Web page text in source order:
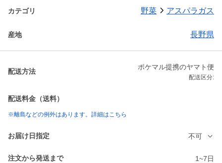
カテゴリ 野菜 アスパラガス
産地 長野県
配送方法
ポケマル提携のヤマト便
配送区分:
配送料金（送料）
※離島などの例外はあります。詳細はこちら
お届け日指定 不可
注文から発送まで 1~7日